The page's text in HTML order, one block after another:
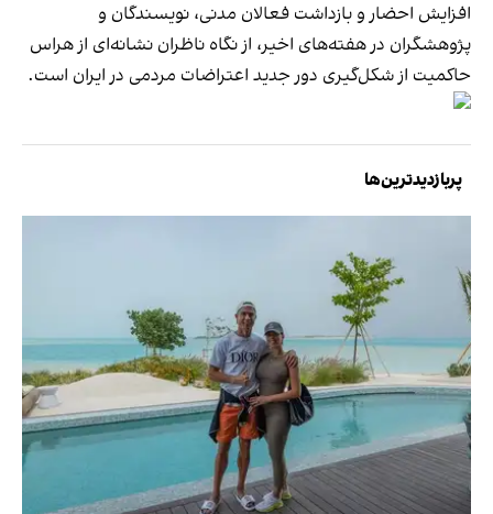
افزایش احضار و بازداشت فعالان مدنی، نویسندگان و
پژوهشگران در هفته‌های اخیر، از نگاه ناظران نشانه‌ای از هراس
حاکمیت از شکل‌گیری دور جدید اعتراضات مردمی در ایران است.
پربازدیدترین‌ها